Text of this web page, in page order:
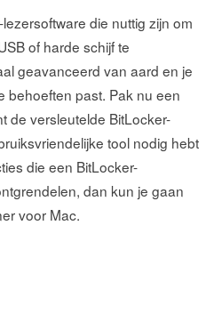
die nuttig zijn om
of harde schijf te
geavanceerd van aard en je
behoeften past. Pak nu een
de versleutelde BitLocker-
tool nodig hebt
die een BitLocker-
dan kun je gaan
voor Mac.